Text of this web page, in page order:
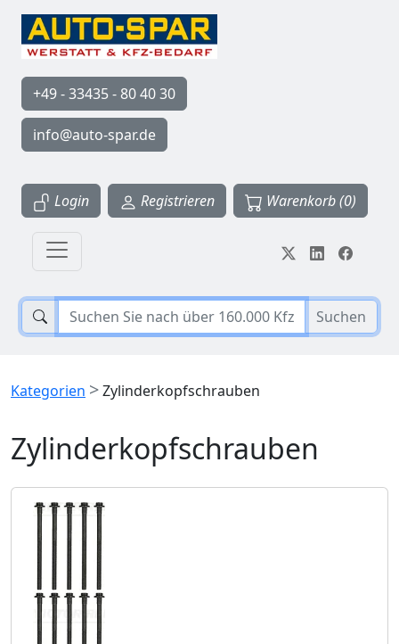
+49 - 33435 - 80 40 30
info@auto-spar.de
Login Registrieren Warenkorb (0)
Suchen
Kategorien >Zylinderkopfschrauben
Zylinderkopfschrauben